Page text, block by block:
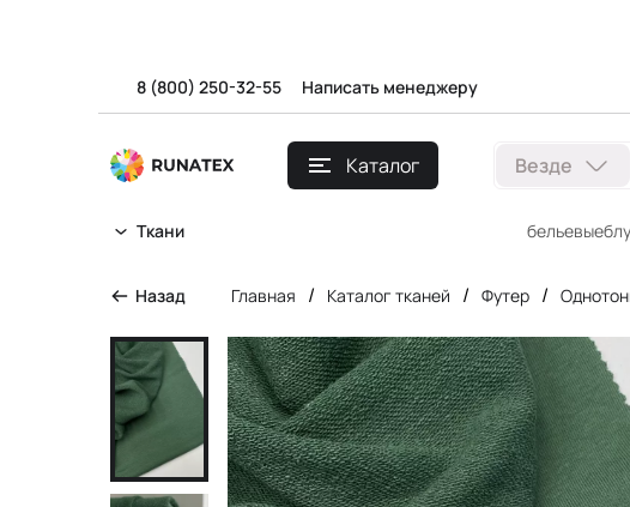
8 (800) 250-32-55 Написать менеджеру
Каталог Везде
Ткани бельевые
Назад Главная / Каталог тканей / Футер /